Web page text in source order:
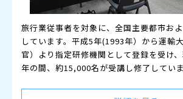
旅行業従事者を対象に、全国主要都市お
しています。平成5年(1993年）から運輸
官）より指定研修機関として登録を受け
年の間、約15,000名が受講し修了していま